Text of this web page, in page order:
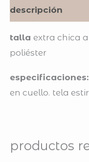
descripción
talla extra chica
poliéster
especificaciones:
en cuello. tela
productos